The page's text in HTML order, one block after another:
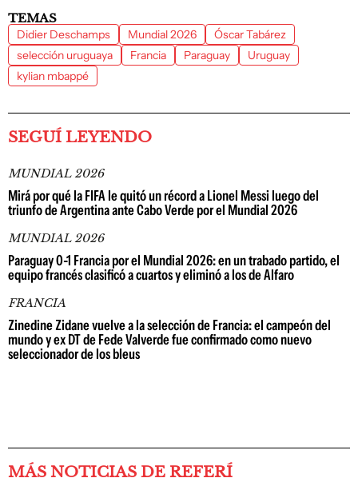
TEMAS
Didier Deschamps Mundial 2026
Óscar Tabárez
selección uruguaya
Francia Paraguay
Uruguay
kylian mbappé
SEGUÍ LEYENDO
MUNDIAL 2026
Mirá por qué la FIFA le quitó un récord a Lionel Messi luego del
triunfo de Argentina ante Cabo Verde por el Mundial 2026
MUNDIAL 2026
Paraguay 0-1 Francia por el Mundial 2026: en un trabado partido, el
equipo francés clasificó a cuartos y eliminó a los de Alfaro
FRANCIA
Zinedine Zidane vuelve a la selección de Francia: el campeón del
mundo y ex DT de Fede Valverde fue confirmado como nuevo
seleccionador de los bleus
MÁS NOTICIAS DE REFERÍ